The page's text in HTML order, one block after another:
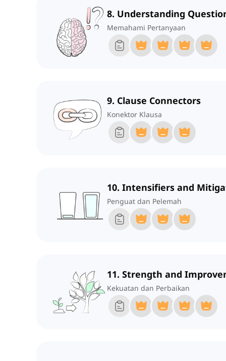
8. Understanding
Memahami Pertanyaan
9. Clause Connectors
Konektor Klausa
10. Intensifiers and
Penguat dan Pelemah
11. Strength and
Kekuatan dan Perbaikan